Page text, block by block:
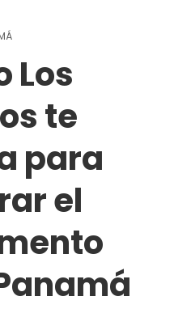
Los
te
para
el